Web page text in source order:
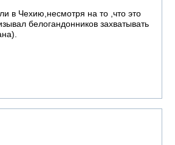
в Чехию,несмотря на то ,что это
белогандонников захватывать